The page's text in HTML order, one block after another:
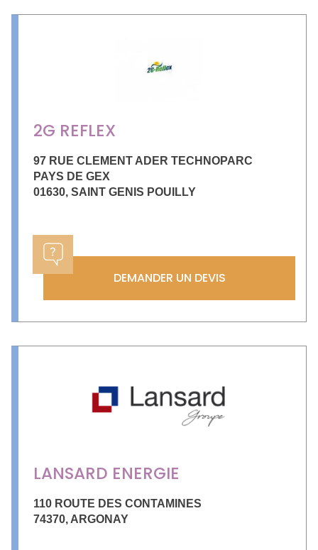
2G REFLEX
97 RUE CLEMENT ADER TECHNOPARC
PAYS DE GEX
01630, SAINT GENIS POUILLY
DEMANDER UN DEVIS
LANSARD ENERGIE
110 ROUTE DES CONTAMINES
74370, ARGONAY